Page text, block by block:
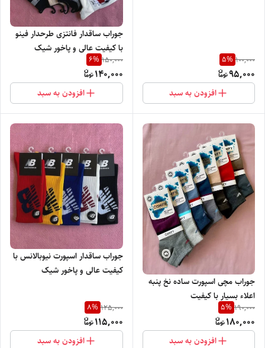
100,000
5%
95,000
افزودن به سبد
جوراب ساقدار فانتزی طرحدار فینو
با کیفیت عالی و پاخور شیک
150,000
6%
140,000
افزودن به سبد
جوراب مچی اسپورت ساده نخ پنبه
اعلاء بسیار با کیفیت
190,000
5%
180,000
افزودن به سبد
جوراب ساقدار اسپورت نیوبالانس با
کیفیت عالی و پاخور شیک
125,000
8%
115,000
افزودن به سبد